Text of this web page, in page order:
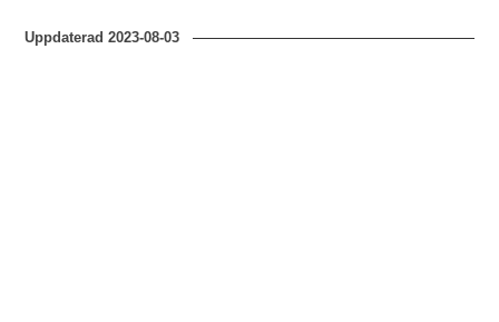
Uppdaterad2023-08-03